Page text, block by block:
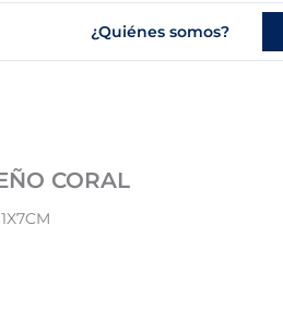
¿Quiénes somos?
CORAL